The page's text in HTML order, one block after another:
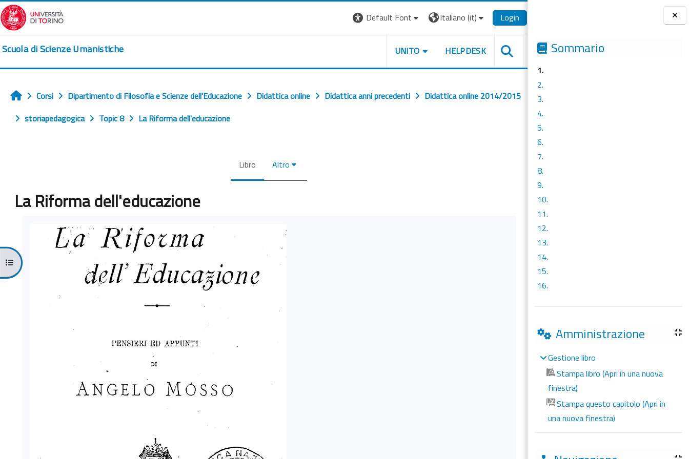
Vai al contenuto principale
Blocchi
Sommario
1.
2.
3.
4.
5.
6.
7.
8.
9.
10.
11.
12.
13.
14.
15.
16.
Amministrazione
Gestione libro
Stampa libro (Apri in una nuova
finestra)
Stampa questo capitolo (Apri in
una nuova finestra)
Default Font Italiano ‎(it)‎ Login
Scuola di Scienze Umanistiche UNITO HELPDESK
Apri indice del corso
Home
Corsi Dipartimento di Filosofia e Scienze dell'Educazione Didattica online Didattica anni precedenti
Didattica online 2014/2015
storiapedagogica
Topic 8 La Riforma dell'educazione
Libro Altro
La Riforma dell'educazione